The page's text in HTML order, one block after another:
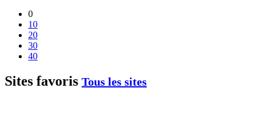
0
10
20
30
40
Sites favoris Tous les sites